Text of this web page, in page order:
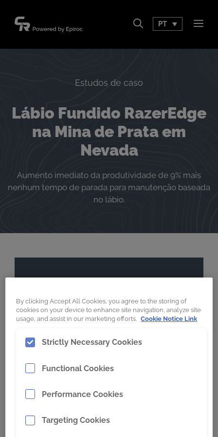
para
PT
Estudos de caso
Lábio Fundido RazerEdge
na Mina de Prata em
Nevada
Aumento imediato da produtividade de 9% mais
nenhum tempo de parada para manutenção baseada
no lábio.
Localização
Nevada, EUA
Commodity
Condições de escavação
Escavadeira com pá frontal
By clicking Accept All Cookies, you agree to the storing of
cookies on your device to enhance site navigation, analyze site
usage, and assist in our marketing efforts. Cookie Notice Link
Strictly Necessary Cookies
Functional Cookies
Performance Cookies
Targeting Cookies